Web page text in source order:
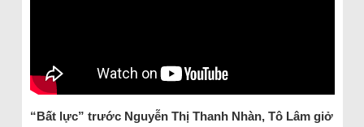
“Bất lực” trước Nguyễn Thị Thanh Nhàn, Tô Lâm giở